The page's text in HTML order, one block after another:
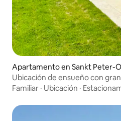
Apartamento en Sankt Peter-
Ubicación de ensueño con
planta baja)
Familiar · Ubicación ·